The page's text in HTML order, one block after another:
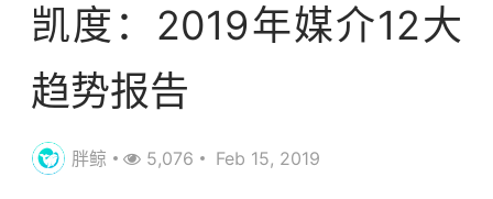
凯度：2019年媒介12大
趋势报告
胖鲸 5,076 Feb 15, 2019